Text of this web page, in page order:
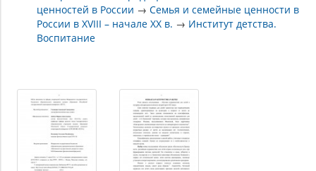
ценностей в России →Семья и семейные ценности в
России в XVIII – начале XX в. → Институт детства.
Воспитание